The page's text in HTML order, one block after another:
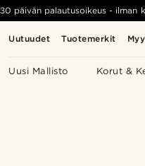
Uutuudet Tuotemerkit
Uusi Mallisto Korut &
30 päivän palautusoikeus - ilman